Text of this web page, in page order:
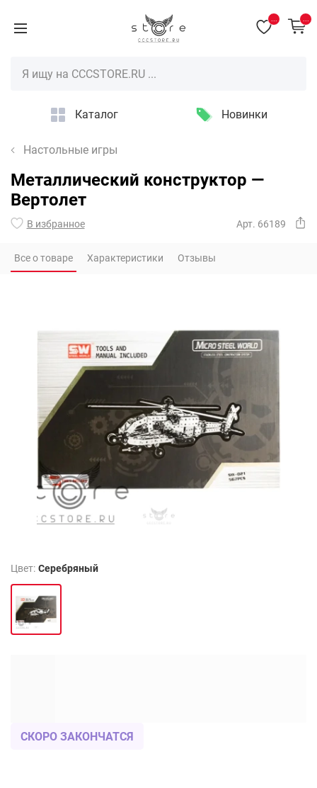
Каталог Новинки
Настольные игры
Металлический конструктор —
Вертолет
В избранное Арт. 66189
Все о товаре Характеристики Отзывы
Цвет: Серебряный
СКОРО ЗАКОНЧАТСЯ